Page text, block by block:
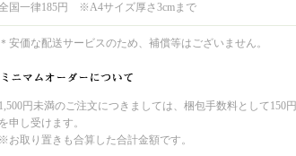
国一律185円 ※A4サイズ厚さ3cmまで
＊安価な配送サービスのため、補償等はございません。
1,500円未満のご注文につきましては、梱包手数料として150円
を申し受けます。
※お取り置きも合算した合計金額です。